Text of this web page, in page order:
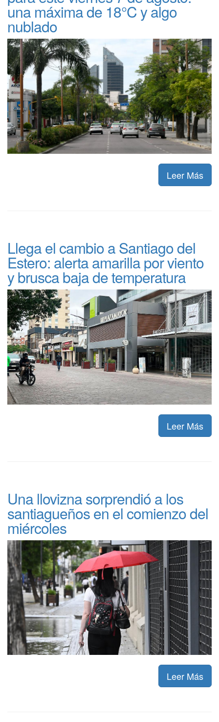
una máxima de 18°C y algo
nublado
Leer Más
Llega el cambio a Santiago del
Estero: alerta amarilla por viento
y brusca baja de temperatura
Leer Más
Una llovizna sorprendió a los
santiagueños en el comienzo del
miércoles
Leer Más